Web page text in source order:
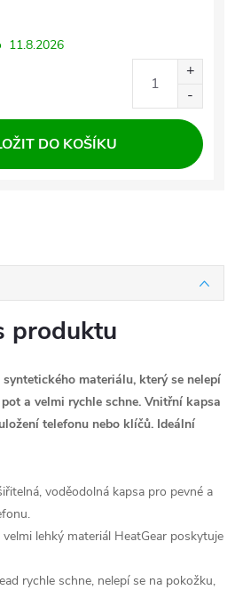
11.8.2026
DO KOŠÍKU
produktu
materiálu, který se nelepí
a velmi rychle schne. Vnitřní kapsa
telefonu nebo klíčů. Ideální
voděodolná kapsa pro pevné a
lehký materiál HeatGear poskytuje
rychle schne, nelepí se na pokožku,